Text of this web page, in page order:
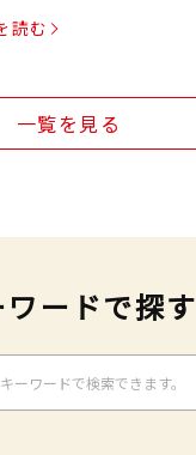
読む
一覧を見る
ワードで探す